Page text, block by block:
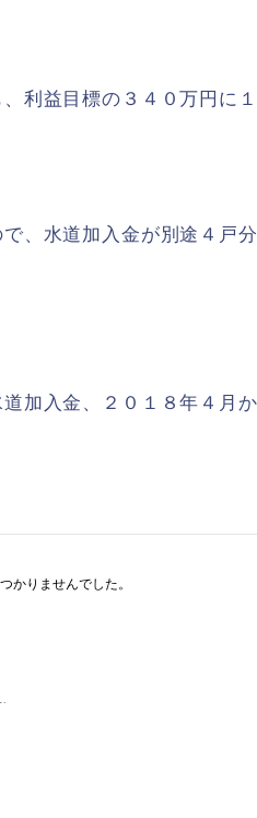
利益目標の３４０万円に
で、水道加入金が別途４戸
加入金、２０１８年４月